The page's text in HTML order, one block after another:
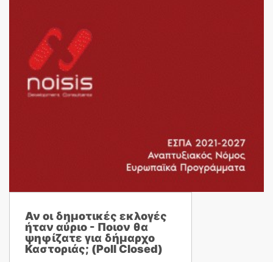
Αν οι δημοτικές εκλογές
ήταν αύριο - Ποιον θα
ψηφίζατε για δήμαρχο
Καστοριάς; (Poll Closed)